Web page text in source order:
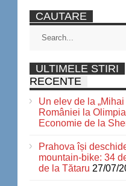
CAUTARE
ULTIMELE STIRI
RECENTE
Un elev de la
României la
Economie de la
Prahova își
mountain-bike: 34
de la Tătaru 27/07/